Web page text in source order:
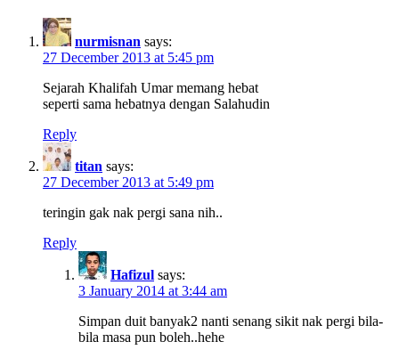
nurmisnan says:
27 December 2013 at 5:45 pm
Sejarah Khalifah Umar memang hebat
seperti sama hebatnya dengan Salahudin
Reply
titan says:
27 December 2013 at 5:49 pm
teringin gak nak pergi sana nih..
Reply
Hafizul says:
3 January 2014 at 3:44 am
Simpan duit banyak2 nanti senang sikit nak pergi bila-
bila masa pun boleh..hehe